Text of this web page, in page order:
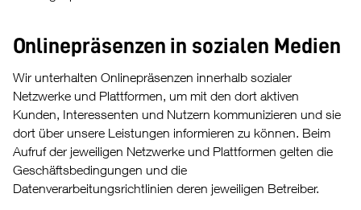
Onlinepräsenzen in sozialen Medien
Wir unterhalten Onlinepräsenzen innerhalb sozialer
Netzwerke und Plattformen, um mit den dort aktiven
Kunden, Interessenten und Nutzern kommunizieren und sie
dort über unsere Leistungen informieren zu können. Beim
Aufruf der jeweiligen Netzwerke und Plattformen gelten die
Geschäftsbedingungen und die
Datenverarbeitungsrichtlinien deren jeweiligen Betreiber.